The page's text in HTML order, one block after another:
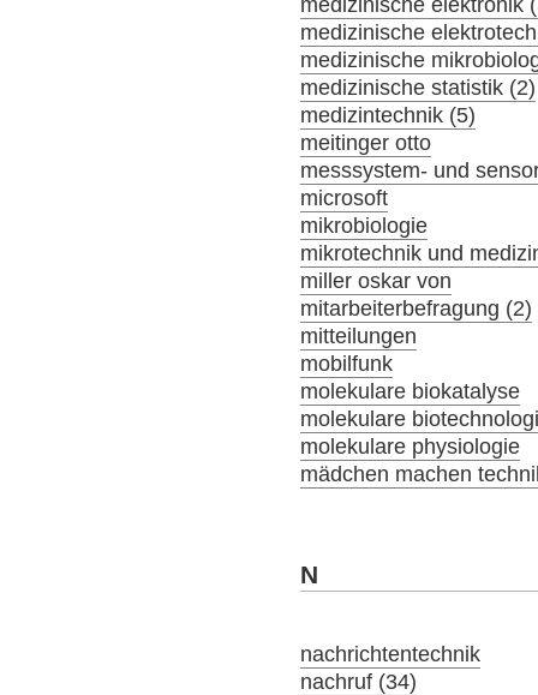
medizinische elektronik
medizinische
medizinische
medizinische statistik (2)
medizintechnik (5)
meitinger otto
messsystem- und
microsoft
mikrobiologie
mikrotechnik und
miller oskar von
mitarbeiterbefragung (2)
mitteilungen
mobilfunk
molekulare biokatalyse
molekulare
molekulare physiologie
mädchen machen
N
nachrichtentechnik
nachruf (34)